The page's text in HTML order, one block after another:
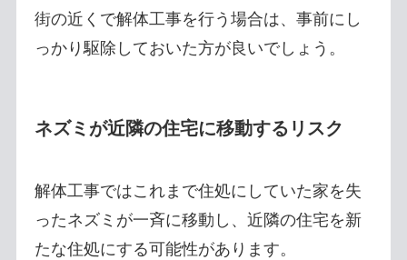
街の近くで解体工事を行う場合は、事前にし
っかり駆除しておいた方が良いでしょう。
ネズミが近隣の住宅に移動するリスク
解体工事ではこれまで住処にしていた家を失
ったネズミが一斉に移動し、近隣の住宅を新
たな住処にする可能性があります。